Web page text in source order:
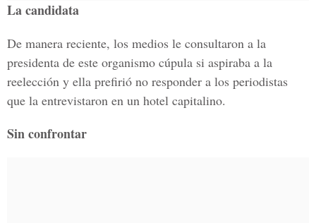
La candidata
De manera reciente, los medios le consultaron a la
presidenta de este organismo cúpula si aspiraba a la
reelección y ella prefirió no responder a los periodistas
que la entrevistaron en un hotel capitalino.
Sin confrontar